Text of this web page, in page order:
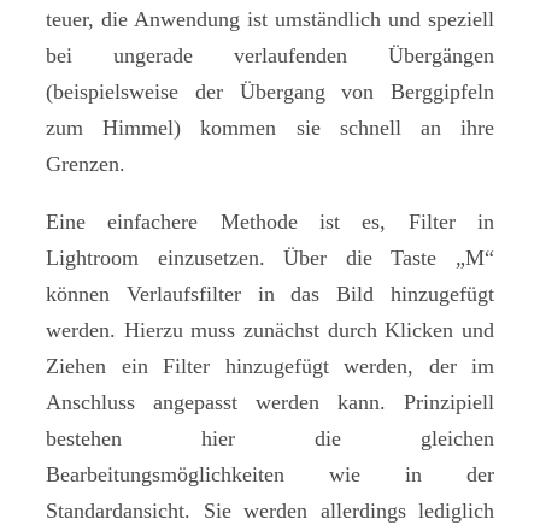
teuer, die Anwendung ist umständlich und speziell
bei ungerade verlaufenden Übergängen
(beispielsweise der Übergang von Berggipfeln
zum Himmel) kommen sie schnell an ihre
Grenzen.
Eine einfachere Methode ist es, Filter in
Lightroom einzusetzen. Über die Taste „M“
können Verlaufsfilter in das Bild hinzugefügt
werden. Hierzu muss zunächst durch Klicken und
Ziehen ein Filter hinzugefügt werden, der im
Anschluss angepasst werden kann. Prinzipiell
bestehen hier die gleichen
Bearbeitungsmöglichkeiten wie in der
Standardansicht. Sie werden allerdings lediglich